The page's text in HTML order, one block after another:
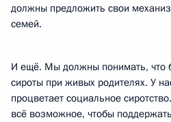
должны предложить свои
семей.
И ещё. Мы должны понимать, что
сироты при живых родителях. У
процветает социальное
всё возможное, чтобы